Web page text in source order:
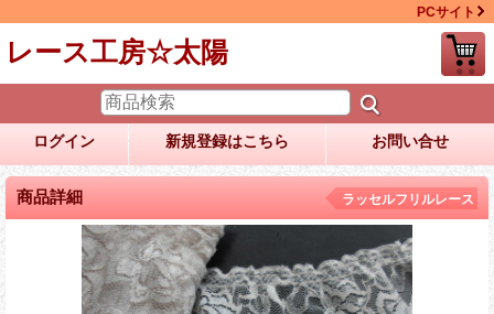
PCサイト
レース工房☆太陽
ログイン 新規登録はこちら お問い合せ
商品詳細 ラッセルフリルレース